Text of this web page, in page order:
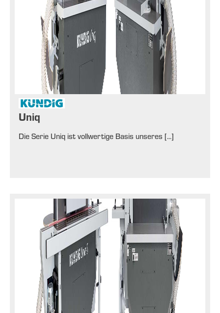
Uniq
Die Serie Uniq ist vollwertige Basis unseres [...]